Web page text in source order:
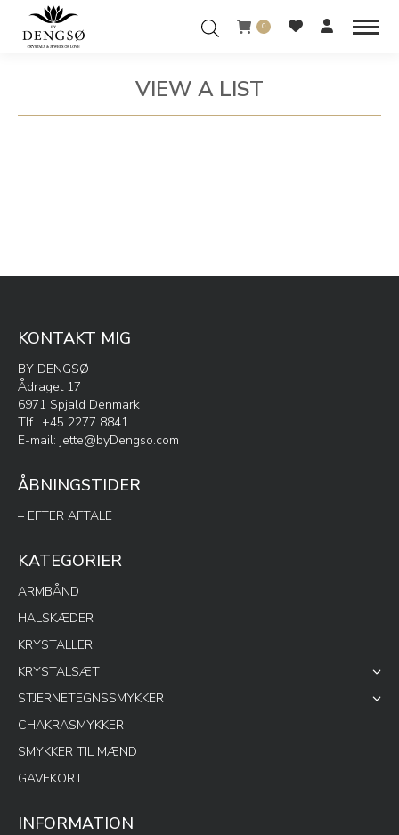
0
VIEW A LIST
You are here:
KONTAKT MIG
BY DENGSØ
Ådraget 17
6971 Spjald Denmark
Tlf.: +45 2277 8841
E-mail: jette@byDengso.com
ÅBNINGSTIDER
– EFTER AFTALE
KATEGORIER
ARMBÅND
HALSKÆDER
KRYSTALLER
KRYSTALSÆT
STJERNETEGNSSMYKKER
CHAKRASMYKKER
SMYKKER TIL MÆND
GAVEKORT
INFORMATION